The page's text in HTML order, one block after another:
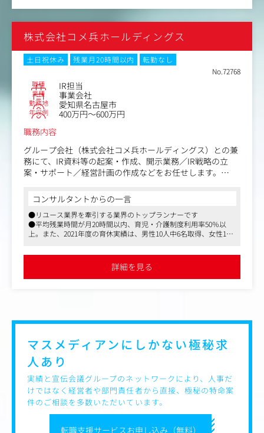
応などもお任せ予定
株式会社コメ兵ホールディングス
土日祝休み 残業月20時間以内
転勤なし
No.72768
職種 IR担当
業種 事業会社
勤務地 愛知県名古屋市
年収例
400万円～600万円
職務内容
グループ会社（株式会社コメ兵ホールディングス）との兼
務にて、IR資料等の起案・作成、開示業務／IR戦略の立
案・サポート／経営計画の作成などをお任せします。
＜具体的業務内容＞
・適時開示資料、IR資料、PR資料全般の起案・作成、開示
業務
・株主総会や取締役会の運営業務
・機関投資家とのリレーションマネジメント業務
コンサルタントからの一言
●リユース業界を牽引する業界のトップランナーです
●平均残業時間が月20時間以内、育児・介護制度利用率50％以
上。また、2021年度の育休実績は、男性10人中6名取得、女性13
イデア出し、自社と消費者を繋ぐコミュニケーションプランニン
グなど、携わる領域は広範囲に渡ります
詳細を見る
転職支援サービスお申し込み（無料）
マスメディアンにしかない極秘求
人あり
実績と宣伝会議グループのネットワークにより、人事だ
けではなく経営者や部門責任者から直接、極秘の特命案
件のご相談を多数いただいています。